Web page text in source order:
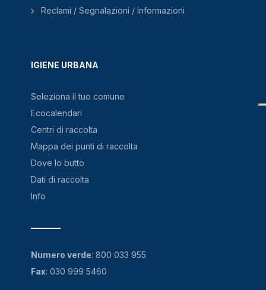
IGIENE URBANA
Seleziona il tuo comune
Ecocalendari
Centri di raccolta
Mappa dei punti di raccolta
Dove lo butto
Dati di raccolta
Info
Reclami / Segnalazioni / Informazioni
Numero verde: 800 033 955
Fax: 030 999 5460